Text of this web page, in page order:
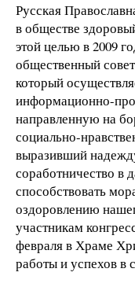
Русская
в обществе
этой целью в 2009
общественный
который
информационно-
направленную на
социально-
выразивший
соработничество в
способствовать
оздоровлению
участникам
февраля в Храме
работы и успехов в